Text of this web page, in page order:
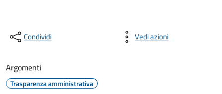
Condividi Vedi azioni
Argomenti
Trasparenza amministrativa